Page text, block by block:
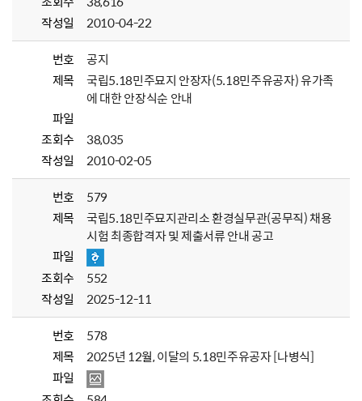
작성일
2010-04-22
번호
공지
제목
국립5.18민주묘지 안장자(5.18민주유공자) 유가족
에 대한 안장식순 안내
파일
조회수
38,035
작성일
2010-02-05
번호
579
제목
국립5.18민주묘지관리소 환경실무관(공무직) 채용
시험 최종합격자 및 제출서류 안내 공고
파일
조회수
552
작성일
2025-12-11
번호
578
제목
2025년 12월, 이달의 5.18민주유공자 [나병식]
파일